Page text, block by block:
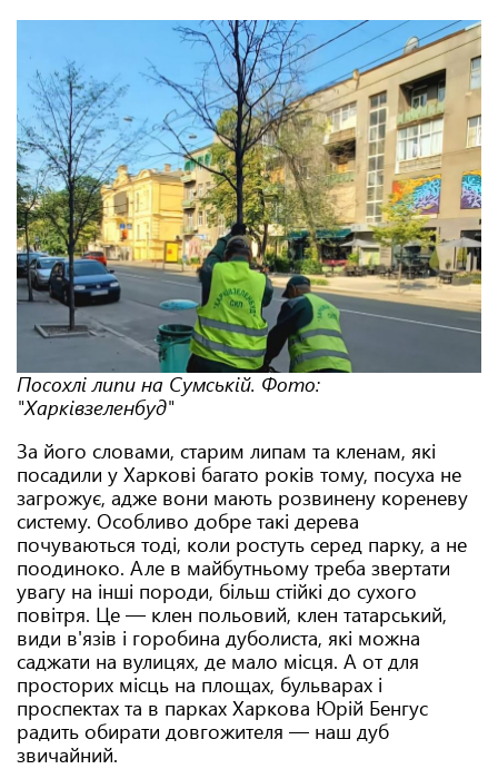
Посохлі липи на Сумській. Фото:
"Харківзеленбуд"
За його словами, старим липам та кленам, які
посадили у Харкові багато років тому, посуха не
загрожує, адже вони мають розвинену кореневу
систему. Особливо добре такі дерева
почуваються тоді, коли ростуть серед парку, а не
поодиноко. Але в майбутньому треба звертати
увагу на інші породи, більш стійкі до сухого
повітря. Це — клен польовий, клен татарський,
види в'язів і горобина дуболиста, які можна
саджати на вулицях, де мало місця. А от для
просторих місць на площах, бульварах і
проспектах та в парках Харкова Юрій Бенгус
радить обирати довгожителя — наш дуб
звичайний.